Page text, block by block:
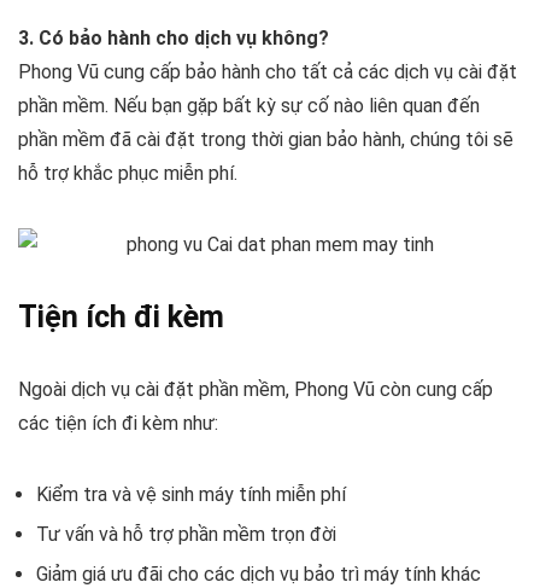
3. Có bảo hành cho dịch vụ không?
Phong Vũ cung cấp bảo hành cho tất cả các dịch vụ cài đặt
phần mềm. Nếu bạn gặp bất kỳ sự cố nào liên quan đến
phần mềm đã cài đặt trong thời gian bảo hành, chúng tôi sẽ
hỗ trợ khắc phục miễn phí.
Tiện ích đi kèm
Ngoài dịch vụ cài đặt phần mềm, Phong Vũ còn cung cấp
các tiện ích đi kèm như:
Kiểm tra và vệ sinh máy tính miễn phí
Tư vấn và hỗ trợ phần mềm trọn đời
Giảm giá ưu đãi cho các dịch vụ bảo trì máy tính khác